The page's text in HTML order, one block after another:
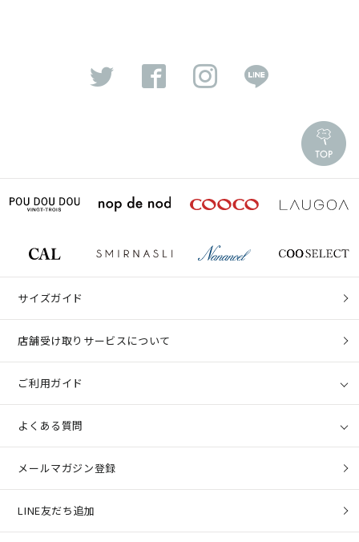
サイズガイド
店舗受け取りサービスについて
ご利用ガイド
よくある質問
メールマガジン登録
LINE友だち追加